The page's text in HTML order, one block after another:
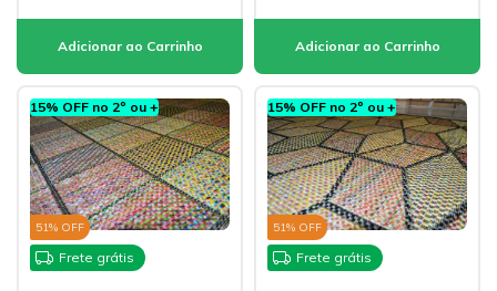
15% OFF no 2º ou +
51% OFF
Frete grátis
15% OFF no 2º ou +
51% OFF
Frete grátis